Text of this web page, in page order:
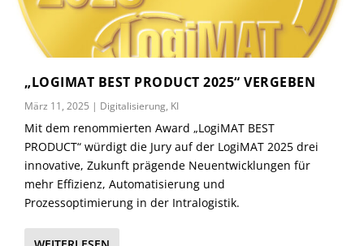
„LOGIMAT BEST PRODUCT 2025“ VERGEBEN
März 11, 2025 | Digitalisierung, KI
Mit dem renommierten Award „LogiMAT BEST
PRODUCT“ würdigt die Jury auf der LogiMAT 2025 drei
innovative, Zukunft prägende Neuentwicklungen für
mehr Effizienz, Automatisierung und
Prozessoptimierung in der Intralogistik.